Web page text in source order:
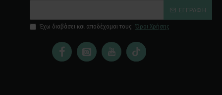
ΕΓΓΡΑΦΉ
Έχω διαβάσει και αποδέχομαι τους Όροι Χρήσης